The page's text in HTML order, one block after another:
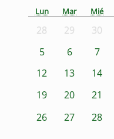
Lun Mar Mié
28 29 30
5
6 7
12
13 14
19
20 21
26
27 28